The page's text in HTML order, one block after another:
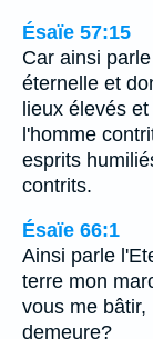
Ésaïe 57:15
Car ainsi
éternelle et
lieux élevés
l'homme
esprits
contrits.
Ésaïe 66:1
Ainsi parle
terre mon
vous me
demeure?